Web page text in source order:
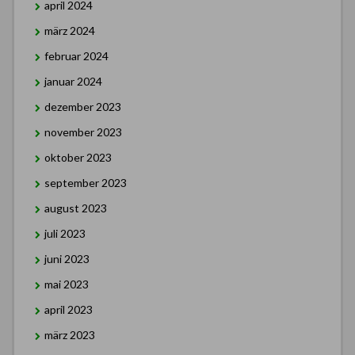
april 2024
märz 2024
februar 2024
januar 2024
dezember 2023
november 2023
oktober 2023
september 2023
august 2023
juli 2023
juni 2023
mai 2023
april 2023
märz 2023